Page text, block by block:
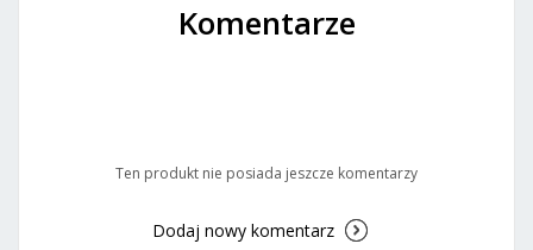
Komentarze
Ten produkt nie posiada jeszcze komentarzy
Dodaj nowy komentarz